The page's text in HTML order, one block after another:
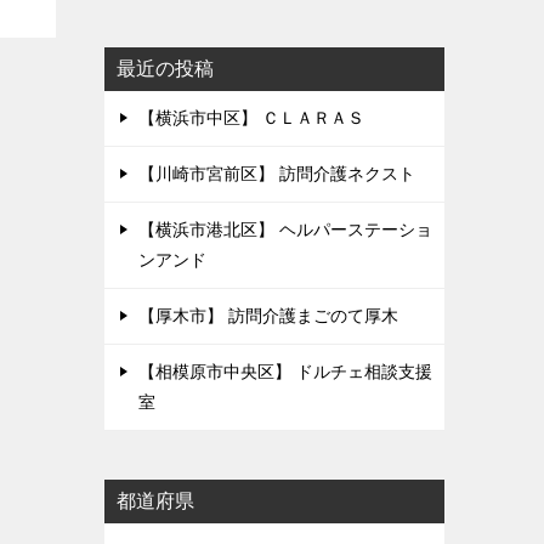
最近の投稿
【横浜市中区】 ＣＬＡＲＡＳ
【川崎市宮前区】 訪問介護ネクスト
【横浜市港北区】 ヘルパーステーショ
ンアンド
【厚木市】 訪問介護まごのて厚木
【相模原市中央区】 ドルチェ相談支援
室
都道府県